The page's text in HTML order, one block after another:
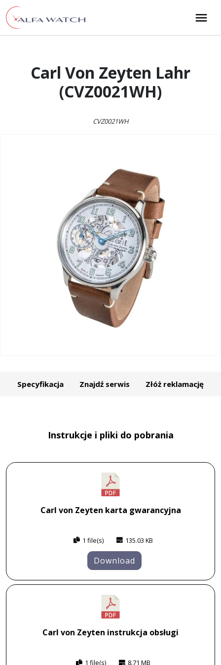
Przejdź do treści
Main Navigation
Carl Von Zeyten Lahr
(CVZ0021WH)
CVZ0021WH
Specyfikacja Znajdź serwis Złóż reklamację
Instrukcje i pliki do pobrania
Carl von Zeyten karta gwarancyjna
1 file(s) 135.03 KB
Download
Carl von Zeyten instrukcja obsługi
1 file(s) 8.71 MB